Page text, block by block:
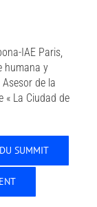
IAE Paris,
humana y
de la
« La Ciudad de
SUMMIT